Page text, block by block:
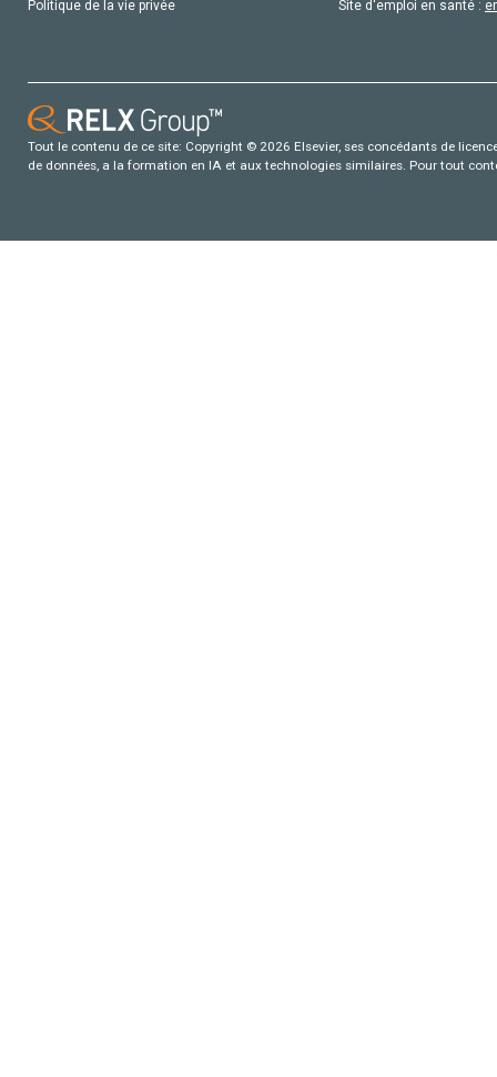
Politique de la vie privée
Site d'emploi en santé :
Tout le contenu de ce site: Copyright © 2026 Elsevier, ses concédants de
de données, a la formation en IA et aux technologies similaires. Pour tout